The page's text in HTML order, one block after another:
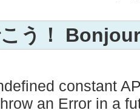
う！
constant
an Error in a